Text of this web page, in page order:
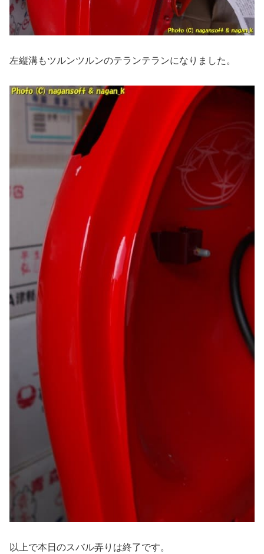
左縦溝もツルンツルンのテランテランになりました。
以上で本日のスバル弄りは終了です。